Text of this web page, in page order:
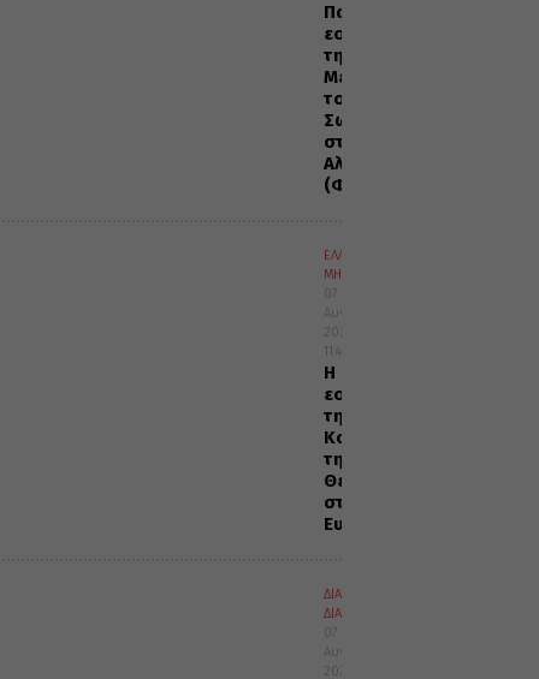
Πανηγυρικός
εορτασμός
της
Μεταμορφώσεως
του
Σωτήρος
στην
Αλεξανδρούπολη
(ΦΩΤΟ)
ΕΛΛΑΔΑ
ΜΗΤΡΟΠΟΛΕΙΣ
07
Αυγούστου
2026
11:45
Η
εορτή
της
Κοιμήσεως
της
Θεοτόκου
στην
Ευαγγελίστρια
ΔΙΑΛΟΓΟΣ
ΔΙΑΦΟΡΑ
07
Αυγούστου
2026